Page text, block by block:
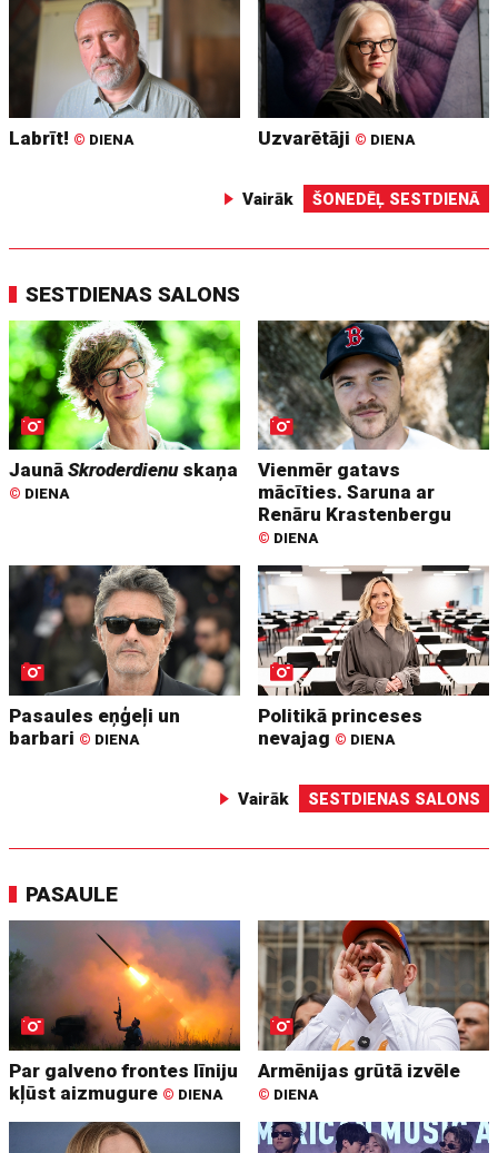
Labrīt! © DIENA Uzvarētāji © DIENA
Vairāk ŠONEDĒĻ SESTDIENĀ
SESTDIENAS SALONS
JaunāSkroderdienuskaņa
© DIENA
Vienmēr gatavs
mācīties. Saruna ar
Renāru Krastenbergu
© DIENA
Pasaules eņģeļi un
barbari © DIENA
Politikā princeses
nevajag © DIENA
Vairāk SESTDIENAS SALONS
PASAULE
Par galveno frontes līniju
kļūst aizmugure © DIENA
Armēnijas grūtā izvēle
© DIENA